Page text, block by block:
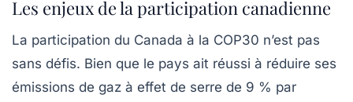
Les enjeux de la participation canadienne
La participation du Canada à la COP30 n’est pas
sans défis. Bien que le pays ait réussi à réduire ses
émissions de gaz à effet de serre de 9 % par